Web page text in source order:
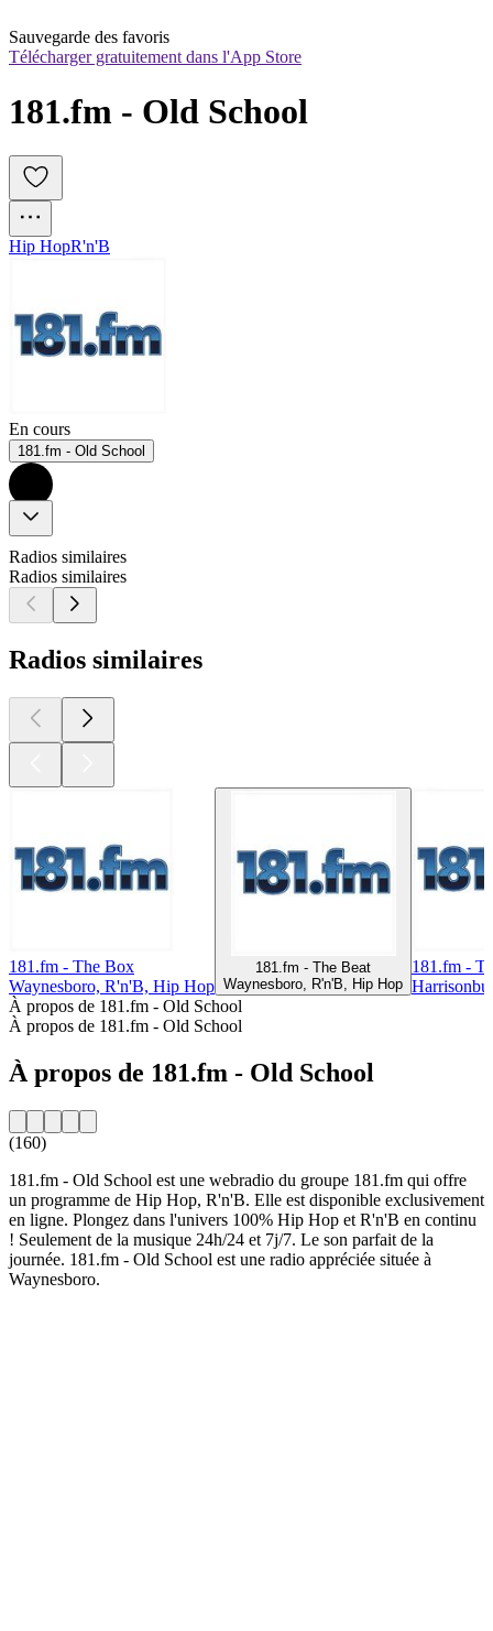
Sauvegarde des favoris
Télécharger gratuitement dans l'App Store
181.fm - Old School
Hip HopR'n'B
En cours
181.fm - Old School
Radios similaires
Radios similaires
Radios similaires
181.fm - The Box
Waynesboro, R'n'B, Hip Hop
181.fm - The Beat
Waynesboro, R'n'B, Hip Hop
181.fm -
À propos de 181.fm - Old School
À propos de 181.fm - Old School
À propos de 181.fm - Old School
(160)
181.fm - Old School est une webradio du groupe 181.fm qui offre
un programme de Hip Hop, R'n'B. Elle est disponible exclusivement
en ligne. Plongez dans l'univers 100% Hip Hop et R'n'B en continu
! Seulement de la musique 24h/24 et 7j/7. Le son parfait de la
journée. 181.fm - Old School est une radio appréciée située à
Waynesboro.